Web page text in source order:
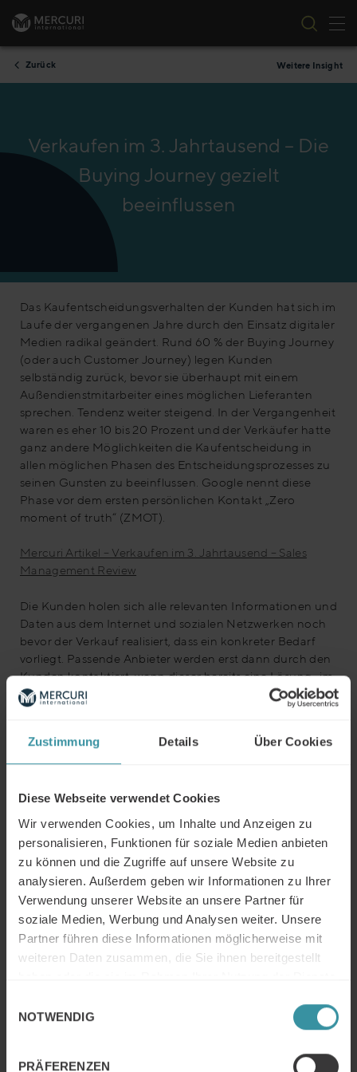
Zustimmung Details Über Cookies
Diese Webseite verwendet Cookies
Wir verwenden Cookies, um Inhalte und Anzeigen zu
personalisieren, Funktionen für soziale Medien anbieten
zu können und die Zugriffe auf unsere Website zu
analysieren. Außerdem geben wir Informationen zu Ihrer
Verwendung unserer Website an unsere Partner für
soziale Medien, Werbung und Analysen weiter. Unsere
Partner führen diese Informationen möglicherweise mit
weiteren Daten zusammen, die Sie ihnen bereitgestellt
NOTWENDIG
PRÄFERENZEN
Zum Inhalt springen
Zurück Weitere Insight
Verkaufen im 3. Jahrtausend – Die
Buying Journey gezielt
beeinflussen
Das Kaufentscheidungsverhalten der Kunden hat sich im
Laufe der vergangenen Jahre durch den Einsatz digitaler
Medien radikal geändert. Rund 60 % der Buying Journey
(oder auch Customer Journey) legen Kunden
selbständig zurück, bevor sie überhaupt mit einem
Außendienstmitarbeiter eines möglichen Lieferanten
sprechen. Tendenz weiter steigend. In der Vergangenheit
waren es eher 10 bis 20 Prozent und der Verkäufer hatte
ganz andere Möglichkeiten die Kaufentscheidung in
allen möglichen Phasen des Entscheidungsprozesses zu
seinen Gunsten zu beeinflussen. Google nennt diese
Phase vor dem ersten persönlichen Kontakt „Zero
moment of truth“ (ZMOT).
Mercuri Artikel – Verkaufen im 3. Jahrtausend – Sales
Management Review
Die Kunden holen sich alle relevanten Informationen und
Daten aus dem Internet und sozialen Netzwerken noch
bevor der Verkauf realisiert, dass ein konkreter Bedarf
vorliegt. Passende Anbieter werden erst dann durch den
Kunden kontaktiert, wenn dieser bereits eine Lösung „im
Kopf“ hat. Was also ist zu tun, um im ZMOT im „Relevant
Set“ des Kunden vertreten zu sein und in seinem
Von großer Bedeutung ist zweifelsohne die Kompetenz,
den Entscheidungsprozess des Kunden zu analysieren
Lesen Sie im Beitrag von Marcus Redemann, welche
neuen Kompetenzen zu den bereits bestehenden
Umgang mit Sozialen Medien lernen und anwenden